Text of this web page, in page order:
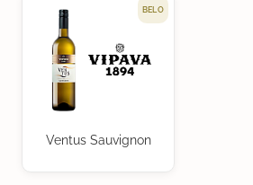
BELO
Ventus Sauvignon